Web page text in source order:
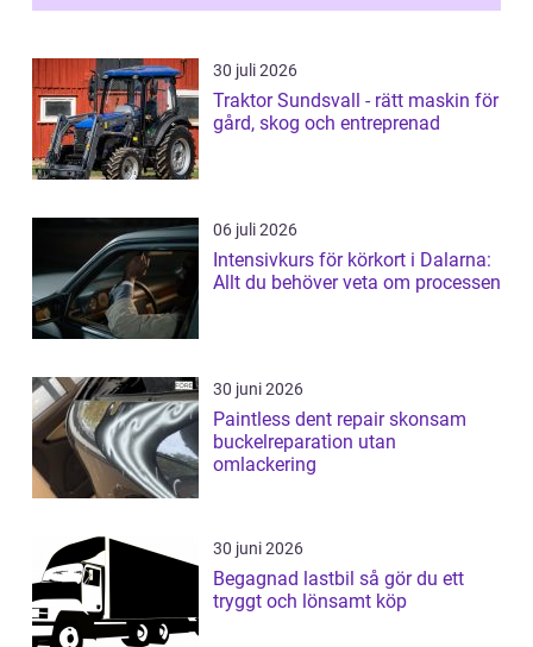
30 juli 2026
Traktor Sundsvall - rätt maskin för
gård, skog och entreprenad
06 juli 2026
Intensivkurs för körkort i Dalarna:
Allt du behöver veta om processen
30 juni 2026
Paintless dent repair skonsam
buckelreparation utan
omlackering
30 juni 2026
Begagnad lastbil så gör du ett
tryggt och lönsamt köp